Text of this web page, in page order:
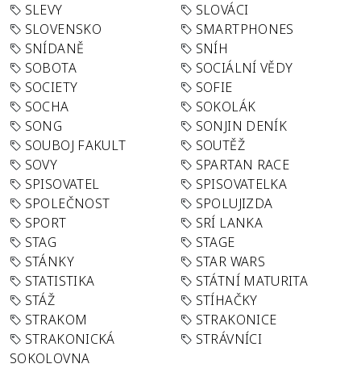
SLEVY
SLOVÁCI
SLOVENSKO
SMARTPHONES
SNÍDANĚ
SNÍH
SOBOTA
SOCIÁLNÍ VĚDY
SOCIETY
SOFIE
SOCHA
SOKOLÁK
SONG
SONJIN DENÍK
SOUBOJ FAKULT
SOUTĚŽ
SOVY
SPARTAN RACE
SPISOVATEL
SPISOVATELKA
SPOLEČNOST
SPOLUJIZDA
SPORT
SRÍ LANKA
STAG
STAGE
STÁNKY
STAR WARS
STATISTIKA
STÁTNÍ MATURITA
STÁŽ
STÍHAČKY
STRAKOM
STRAKONICE
STRAKONICKÁ
SOKOLOVNA
STRÁVNÍCI